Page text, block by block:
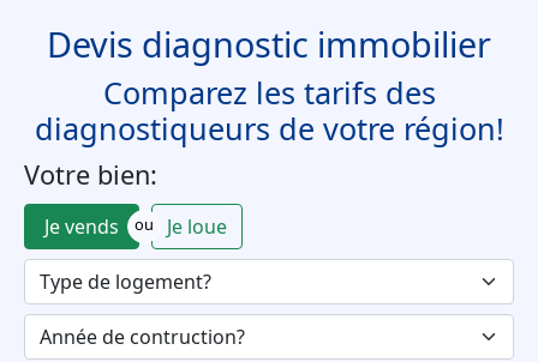
Devis diagnostic immobilier
Comparez les tarifs des
diagnostiqueurs de votre région!
Votre bien:
Je vends ou Je loue